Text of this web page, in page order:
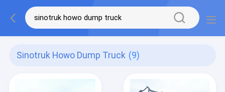
Sinotruk Howo Dump Truck (9)